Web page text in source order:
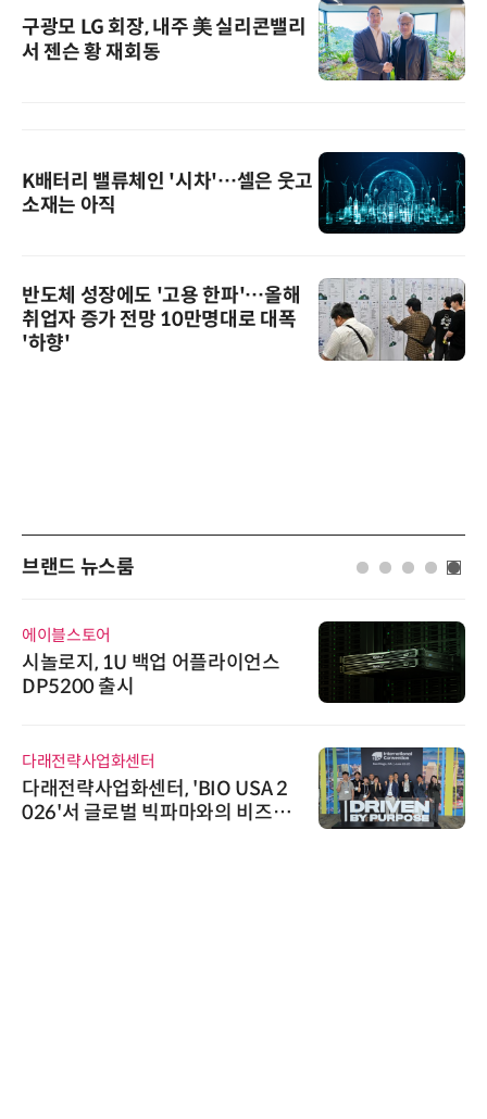
구광모 LG 회장, 내주 美 실리콘밸리
서 젠슨 황 재회동
K배터리 밸류체인 '시차'…셀은 웃고
소재는 아직
반도체 성장에도 '고용 한파'…올해
취업자 증가 전망 10만명대로 대폭
'하향'
브랜드 뉴스룸
에이블스토어
시놀로지, 1U 백업 어플라이언스
DP5200 출시
다래전략사업화센터
다래전략사업화센터, 'BIO USA 2
026'서 글로벌 빅파마와의 비즈니